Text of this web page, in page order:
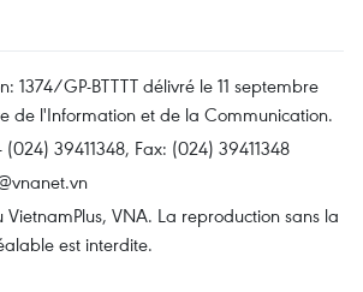
1374/GP-BTTTT délivré le 11 septembre
de l'Information et de la Communication.
(024) 39411348, Fax: (024) 39411348
VNA. La reproduction sans la
est interdite.